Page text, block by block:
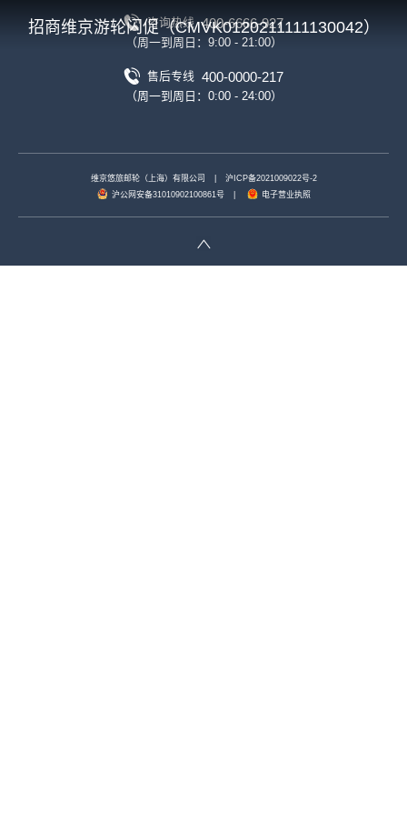
招商维京游轮闪促（CMVK0120211111130042）
咨询热线 400-6666-927
（周一到周日：9:00 - 21:00）
售后专线 400-0000-217
（周一到周日：0:00 - 24:00）
维京悠旅邮轮（上海）有限公司
沪ICP备2021009022号-2
沪公网安备31010902100861号
电子营业执照